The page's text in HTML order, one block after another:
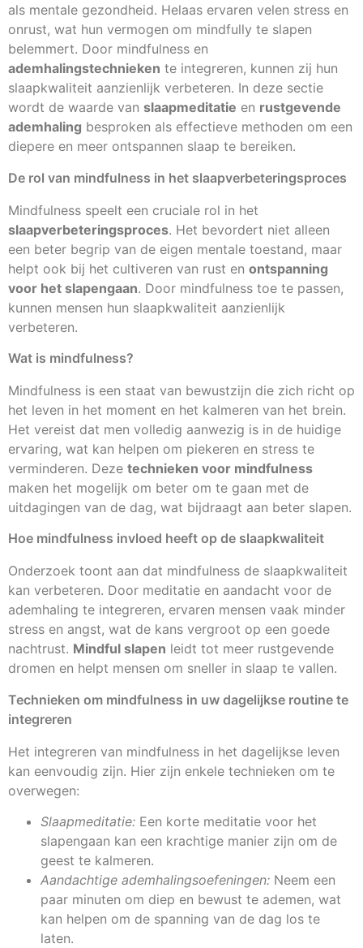
als mentale gezondheid. Helaas ervaren velen stress en
onrust, wat hun vermogen om mindfully te slapen
belemmert. Door mindfulness en
ademhalingstechnieken te integreren, kunnen zij hun
slaapkwaliteit aanzienlijk verbeteren. In deze sectie
wordt de waarde van slaapmeditatie en rustgevende
ademhaling besproken als effectieve methoden om een
diepere en meer ontspannen slaap te bereiken.
De rol van mindfulness in het slaapverbeteringsproces
Mindfulness speelt een cruciale rol in het
slaapverbeteringsproces. Het bevordert niet alleen
een beter begrip van de eigen mentale toestand, maar
helpt ook bij het cultiveren van rust en ontspanning
voor het slapengaan. Door mindfulness toe te passen,
kunnen mensen hun slaapkwaliteit aanzienlijk
verbeteren.
Wat is mindfulness?
Mindfulness is een staat van bewustzijn die zich richt op
het leven in het moment en het kalmeren van het brein.
Het vereist dat men volledig aanwezig is in de huidige
ervaring, wat kan helpen om piekeren en stress te
verminderen. Deze technieken voor mindfulness
maken het mogelijk om beter om te gaan met de
uitdagingen van de dag, wat bijdraagt aan beter slapen.
Hoe mindfulness invloed heeft op de slaapkwaliteit
Onderzoek toont aan dat mindfulness de slaapkwaliteit
kan verbeteren. Door meditatie en aandacht voor de
ademhaling te integreren, ervaren mensen vaak minder
stress en angst, wat de kans vergroot op een goede
nachtrust. Mindful slapen leidt tot meer rustgevende
dromen en helpt mensen om sneller in slaap te vallen.
Technieken om mindfulness in uw dagelijkse routine te
integreren
Het integreren van mindfulness in het dagelijkse leven
kan eenvoudig zijn. Hier zijn enkele technieken om te
overwegen:
Slaapmeditatie: Een korte meditatie voor het
slapengaan kan een krachtige manier zijn om de
geest te kalmeren.
Aandachtige ademhalingsoefeningen: Neem een
paar minuten om diep en bewust te ademen, wat
kan helpen om de spanning van de dag los te
laten.